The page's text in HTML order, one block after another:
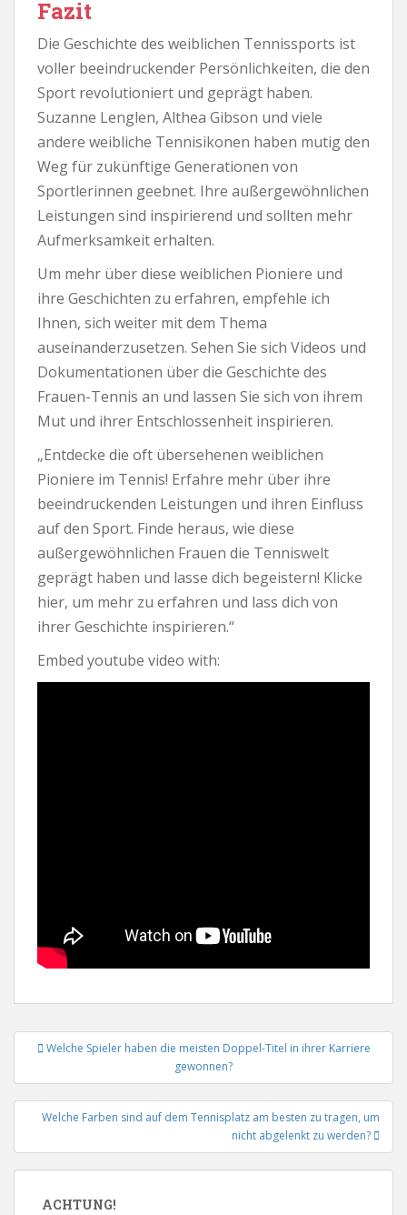
Fazit
Die Geschichte des weiblichen Tennissports ist
voller beeindruckender Persönlichkeiten, die den
Sport revolutioniert und geprägt haben.
Suzanne Lenglen, Althea Gibson und viele
andere weibliche Tennisikonen haben mutig den
Weg für zukünftige Generationen von
Sportlerinnen geebnet. Ihre außergewöhnlichen
Leistungen sind inspirierend und sollten mehr
Aufmerksamkeit erhalten.
Um mehr über diese weiblichen Pioniere und
ihre Geschichten zu erfahren, empfehle ich
Ihnen, sich weiter mit dem Thema
auseinanderzusetzen. Sehen Sie sich Videos und
Dokumentationen über die Geschichte des
Frauen-Tennis an und lassen Sie sich von ihrem
Mut und ihrer Entschlossenheit inspirieren.
„Entdecke die oft übersehenen weiblichen
Pioniere im Tennis! Erfahre mehr über ihre
beeindruckenden Leistungen und ihren Einfluss
auf den Sport. Finde heraus, wie diese
außergewöhnlichen Frauen die Tenniswelt
geprägt haben und lasse dich begeistern! Klicke
hier, um mehr zu erfahren und lass dich von
ihrer Geschichte inspirieren.“
Embed youtube video with:
Beitrags-
Welche Spieler haben die meisten Doppel-Titel in ihrer Karriere
gewonnen?
Welche Farben sind auf dem Tennisplatz am besten zu tragen, um
nicht abgelenkt zu werden?
ACHTUNG!